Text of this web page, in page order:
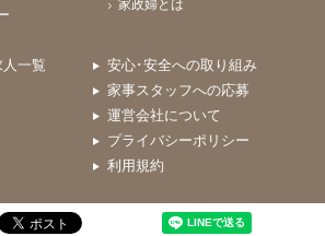
家政婦とは
一覧
安心･安全への取り組み
家事スタッフへの応募
運営会社について
プライバシーポリシー
利用規約